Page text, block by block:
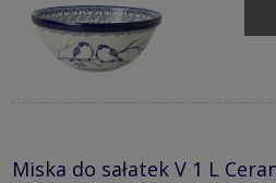
Miska do sałatek V 1 L